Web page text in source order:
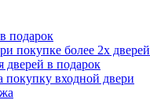
подарок
покупке более 2х дверей
дверей в подарок
покупку входной двери